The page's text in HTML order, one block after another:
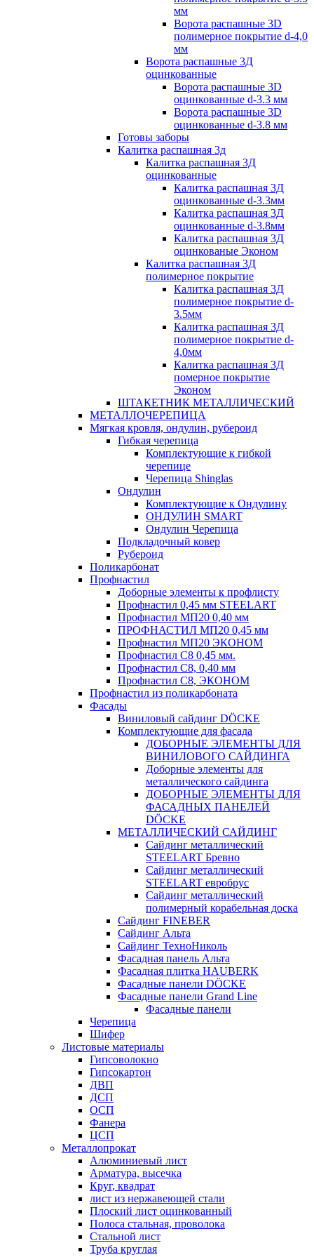
мм
Ворота распашные 3D
полимерное покрытие d-4,0
мм
Ворота распашные 3Д
оцинкованные
Ворота распашные 3D
оцинкованные d-3.3 мм
Ворота распашные 3D
оцинкованные d-3.8 мм
Готовы заборы
Калитка распашная 3д
Калитка распашная 3Д
оцинкованные
Калитка распашная 3Д
оцинкованные d-3.3мм
Калитка распашная 3Д
оцинкованные d-3.8мм
Калитка распашная 3Д
оцинкованые Эконом
Калитка распашная 3Д
полимерное покрытие
Калитка распашная 3Д
полимерное покрытие d-
3.5мм
Калитка распашная 3Д
полимерное покрытие d-
4,0мм
Калитка распашная 3Д
померное покрытие
Эконом
ШТАКЕТНИК МЕТАЛЛИЧЕСКИЙ
МЕТАЛЛОЧЕРЕПИЦА
Мягкая кровля, ондулин, рубероид
Гибкая черепица
Комплектующие к гибкой
черепице
Черепица Shinglas
Ондулин
Комплектующие к Ондулину
ОНДУЛИН SMART
Ондулин Черепица
Подкладочный ковер
Рубероид
Поликарбонат
Профнастил
Доборные элементы к профлисту
Профнастил 0,45 мм STEELART
Профнастил МП20 0,40 мм
ПРОФНАСТИЛ МП20 0,45 мм
Профнастил МП20 ЭКОНОМ
Профнастил С8 0,45 мм.
Профнастил С8, 0,40 мм
Профнастил С8, ЭКОНОМ
Профнастил из поликарбоната
Фасады
Виниловый сайдинг DÖCKE
Комплектующие для фасада
ДОБОРНЫЕ ЭЛЕМЕНТЫ ДЛЯ
ВИНИЛОВОГО САЙДИНГА
Доборные элементы для
металлического сайдинга
ДОБОРНЫЕ ЭЛЕМЕНТЫ ДЛЯ
ФАСАДНЫХ ПАНЕЛЕЙ
DÖCKE
МЕТАЛЛИЧЕСКИЙ САЙДИНГ
Сайдинг металлический
STEELART Бревно
Сайдинг металлический
STEELART евробрус
Сайдинг металлический
полимерный корабельная доска
Сайдинг FINEBER
Сайдинг Альта
Сайдинг ТехноНиколь
Фасадная панель Альта
Фасадная плитка HAUBERK
Фасадные панели DÖCKE
Фасадные панели Grand Line
Фасадные панели
Черепица
Шифер
Листовые материалы
Гипсоволокно
Гипсокартон
ДВП
ДСП
ОСП
Фанера
ЦСП
Металлопрокат
Алюминиевый лист
Арматура, высечка
Круг, квадрат
лист из нержавеющей стали
Плоский лист оцинкованный
Полоса стальная, проволока
Стальной лист
Труба круглая